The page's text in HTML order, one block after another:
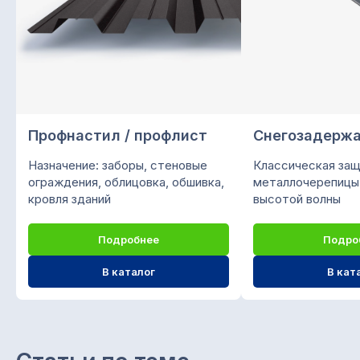
Профнастил / профлист
Назначение: заборы, стеновые
ограждения, облицовка, обшивка,
кровля зданий
Подробнее
В каталог
Классическая
высотой волны
В
офис 203
Подписывайтесь на нас
материалы из листовой стали:
металлочерепица, профнастил,
штакетник, крепежи и саморезы,
колпаки, доборные элементы.
Доставка своим автопарком. Любая
форма оплаты.